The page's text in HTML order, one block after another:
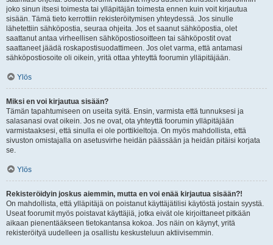
joko sinun itsesi toimesta tai ylläpitäjän toimesta ennen kuin voit kirjautua
sisään. Tämä tieto kerrottiin rekisteröitymisen yhteydessä. Jos sinulle
lähetettiin sähköpostia, seuraa ohjeita. Jos et saanut sähköpostia, olet
saattanut antaa virheellisen sähköpostiosoitteen tai sähköpostit ovat
saattaneet jäädä roskapostisuodattimeen. Jos olet varma, että antamasi
sähköpostiosoite oli oikein, yritä ottaa yhteyttä foorumin ylläpitäjään.
Ylös
Miksi en voi kirjautua sisään?
Tämän tapahtumiseen on useita syitä. Ensin, varmista että tunnuksesi ja
salasanasi ovat oikein. Jos ne ovat, ota yhteyttä foorumin ylläpitäjään
varmistaaksesi, että sinulla ei ole porttikieltoja. On myös mahdollista, että
sivuston omistajalla on asetusvirhe heidän päässään ja heidän pitäisi korjata
se.
Ylös
Rekisteröidyin joskus aiemmin, mutta en voi enää kirjautua sisään?!
On mahdollista, että ylläpitäjä on poistanut käyttäjätilisi käytöstä jostain syystä.
Useat foorumit myös poistavat käyttäjiä, jotka eivät ole kirjoittaneet pitkään
aikaan pienentääkseen tietokantansa kokoa. Jos näin on käynyt, yritä
rekisteröityä uudelleen ja osallistu keskusteluun aktiivisemmin.